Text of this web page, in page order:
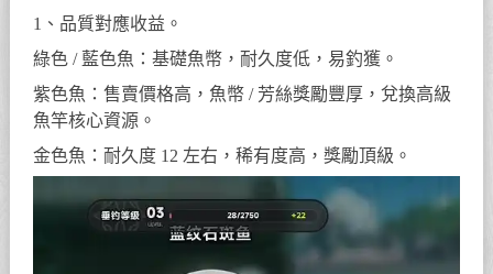
1、品質對應收益。
綠色 / 藍色魚：基礎魚幣，耐久度低，易釣獲。
紫色魚：售賣價格高，魚幣 / 芳絲獎勵豐厚，兌換高級
魚竿核心資源。
金色魚：耐久度 12 左右，稀有度高，獎勵頂級。